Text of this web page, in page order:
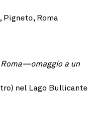
Pigneto, Roma
a un
nel Lago Bullicante